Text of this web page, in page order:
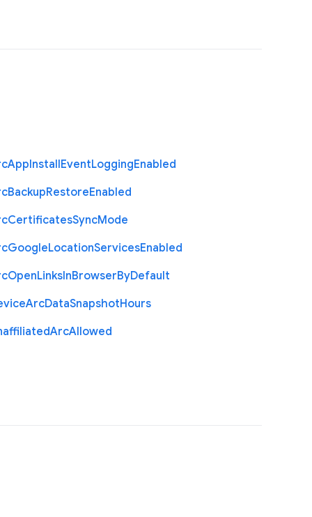
AppInstallEventLoggingEnabled
BackupRestoreEnabled
CertificatesSyncMode
GoogleLocationServicesEnabled
OpenLinksInBrowserByDefault
ArcDataSnapshotHours
ArcAllowed